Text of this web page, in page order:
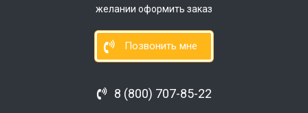
желании оформить заказ
Позвонить мне
8 (800) 707-85-22